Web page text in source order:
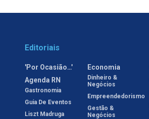
Editoriais
'Por Ocasião…'
Agenda RN
Gastronomia
Guia De Eventos
Liszt Madruga
Economia
Dinheiro &
Negócios
Empreendedorismo
Gestão &
Negócios